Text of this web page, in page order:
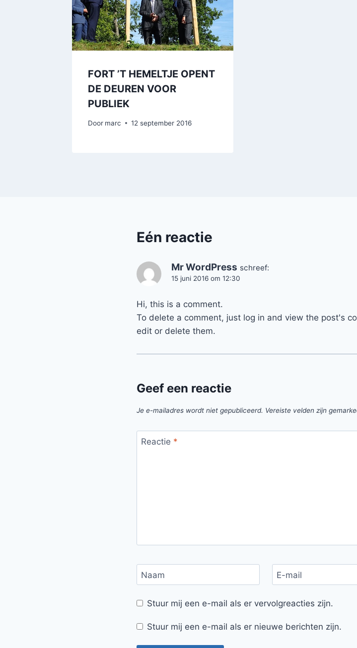
FORT ’T HEMELTJE OPENT
DE DEUREN VOOR
PUBLIEK
Door marc 12 september 2016
Eén reactie
Mr WordPress schreef:
15 juni 2016 om 12:30
Hi, this is a comment.
To delete a comment, just log in and view the post's
edit or delete them.
Geef een reactie
Je e-mailadres wordt niet gepubliceerd. Vereiste velden zijn
Reactie *
Naam E-mail
Stuur mij een e-mail als er vervolgreacties zijn.
Stuur mij een e-mail als er nieuwe berichten zijn.